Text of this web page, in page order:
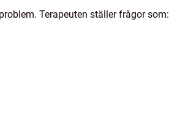
Terapeuten ställer frågor som: